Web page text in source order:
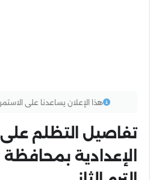
هذا الإعلان يساعدنا على
تفاصيل التظلم على